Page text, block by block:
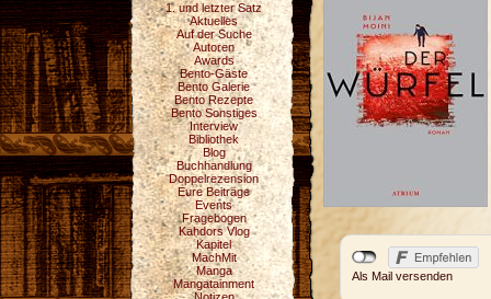
1. und letzter Satz
Aktuelles
Auf der Suche
Autoren
Awards
Bento-Gäste
Bento Galerie
Bento Rezepte
Bento Sonstiges
Interview
Bibliothek
Blog
Buchhandlung
Doppelrezension
Eure Beiträge
Events
Fragebogen
Kahdors Vlog
Kapitel
MachMit
Manga
Mangatainment
Als Mail versenden